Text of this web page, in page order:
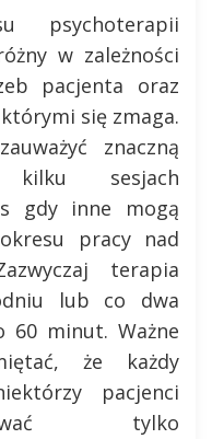
psychoterapii
w zależności
pacjenta oraz
się zmaga.
znaczną
sesjach
gdy inne mogą
pracy nad
terapia
lub co dwa
minut. Ważne
że każdy
pacjenci
tylko